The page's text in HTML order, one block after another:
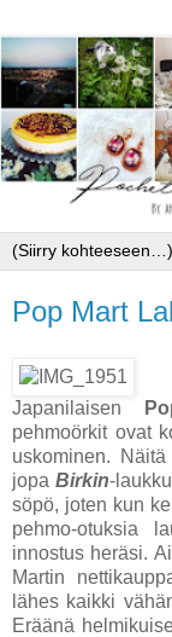
Pop Mart
Japanilaisen
pehmoörkit ovat
uskominen.
jopa Birkin-
söpö, joten kun
pehmo-otuksia
innostus heräsi.
Martin
lähes kaikki
Eräänä